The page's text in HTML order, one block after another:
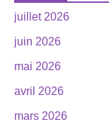
juillet 2026
juin 2026
mai 2026
avril 2026
mars 2026